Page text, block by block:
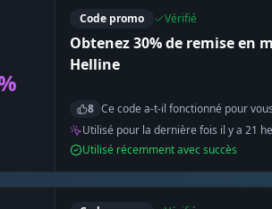
Code promo Vérifié
Obtenez 30% de remise en
Helline
8 Ce code a-t-il fonctionné pour
Utilisé pour la dernière fois il y a 21
Utilisé récemment avec succès